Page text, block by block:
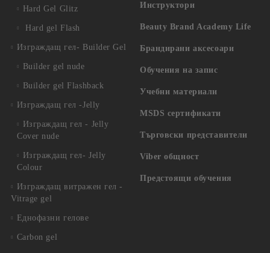
Hard Gel Glitz
Hard gel Flash
Изграждащ гел- Builder Gel
Builder gel nude
Builder gel Flashback
Изграждащ гел -Jelly
Изграждащ гел - Jelly
Cover nude
Изграждащ гел- Jelly
Colour
Изграждащ витражен гел -
Vitrage gel
Еднофазни гелове
Carbon gel
Инструктори
Beauty Brand Academy Life
Брандирани аксесоари
Обучения на запис
Учебни материали
MSDS сертификати
Търговски представители
Viber общност
Предстоящи обучения